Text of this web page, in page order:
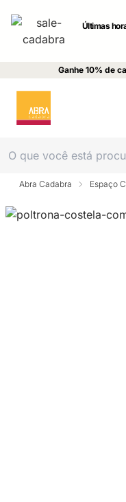
Últimas
Ganhe 10% de
Abra Cadabra Espaço